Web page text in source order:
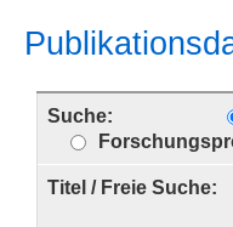
Suche:
Titel / Freie Suche: